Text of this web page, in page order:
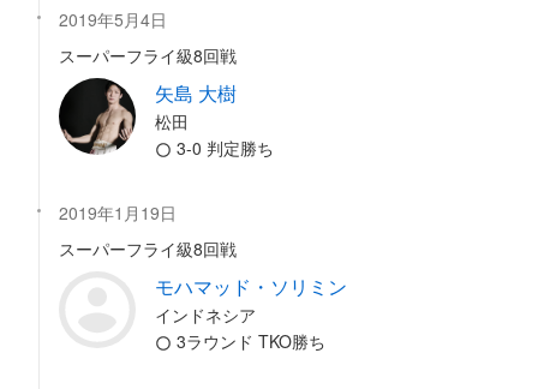
2019年5月4日
スーパーフライ級8回戦
矢島 大樹
松田
3-0 判定勝ち
2019年1月19日
スーパーフライ級8回戦
モハマッド・ソリミン
インドネシア
3ラウンド TKO勝ち